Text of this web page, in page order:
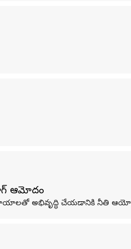
ఆమోదం
అభివృద్ధి చేయడానికి నీతి